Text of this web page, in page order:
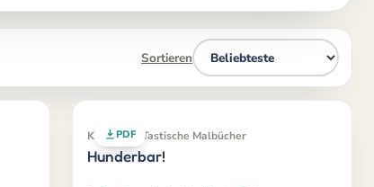
Sortieren
PDF
Klassiker · Tastische Malbücher
Hunderbar!